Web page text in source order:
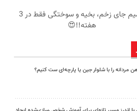
ترمیم جای زخم، بخیه و سوختگی فقط در 3
هفته!!😍
مردانه را با شلوار جین یا پارچه‌ای ست کنیم؟